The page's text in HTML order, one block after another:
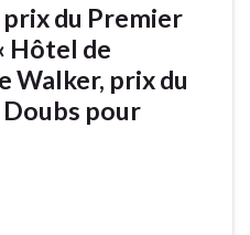
du Premier
Hôtel de
Walker, prix du
pour